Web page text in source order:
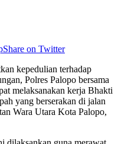
Share on Twitter
kepedulian terhadap
Polres Palopo bersama
melaksanakan kerja Bhakti
yang berserakan di jalan
Wara Utara Kota Palopo,